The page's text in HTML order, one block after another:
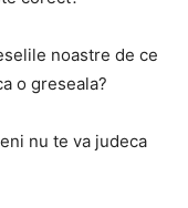
noastre de ce
o greseala?
nu te va judeca